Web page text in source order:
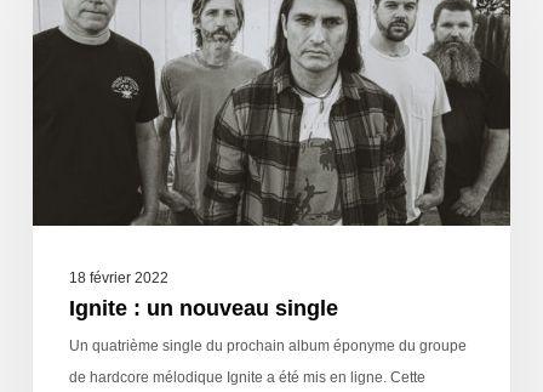
18 février 2022
Ignite : un nouveau single
Un quatrième single du prochain album éponyme du groupe
de hardcore mélodique Ignite a été mis en ligne. Cette